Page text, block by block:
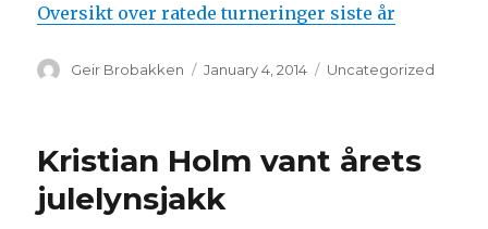
Oversikt over ratede turneringer siste år
Author
Geir Brobakken
Posted
January 4, 2014 Categories
Uncategorized
Kristian Holm vant årets
julelynsjakk